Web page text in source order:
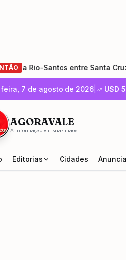
Rio-Santos entre Santa Cruz (RJ)
7 de agosto de 2026 USD
AGORAVALE
A Informação em suas mãos!
Editorias Cidades